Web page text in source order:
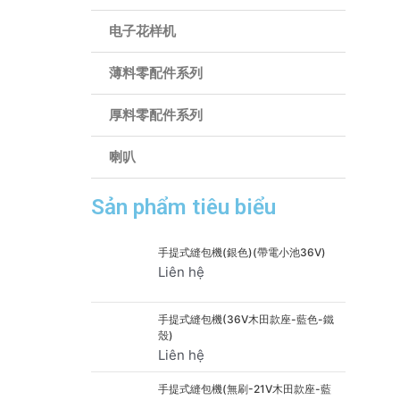
电子花样机
薄料零配件系列
厚料零配件系列
喇叭
Sản phẩm tiêu biểu
手提式縫包機(銀色)(帶電小池36V)
Liên hệ
手提式縫包機(36V木田款座-藍色-鐵
殼)
Liên hệ
手提式縫包機(無刷-21V木田款座-藍